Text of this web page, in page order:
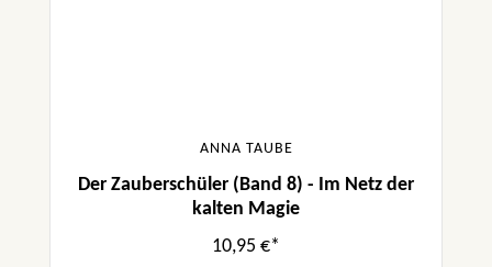
ANNA TAUBE
Der Zauberschüler (Band 8) - Im Netz der
kalten Magie
10,95 €*